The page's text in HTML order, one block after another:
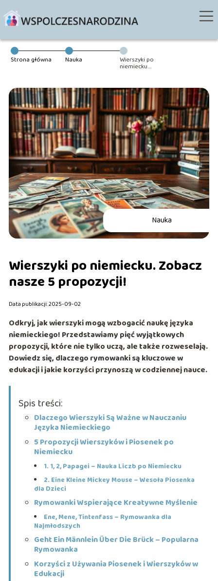
Strona główna Nauka Wierszyki po
niemiecku.
Nauka
Wierszyki po niemiecku. Zobacz
nasze 5 propozycji!
Data publikacji: 2025-09-02
Odkryj, jak wierszyki mogą wzbogacić naukę języka
niemieckiego! Przedstawiamy pięć wyjątkowych
propozycji, które nie tylko uczą, ale także rozweselają.
Dowiedz się, dlaczego rymowanki są kluczowe w
edukacji i jakie korzyści przynoszą w codziennej nauce.
Spis treści:
Dlaczego Wierszyki Są Ważne w Nauczaniu
Języka Niemieckiego
5 Propozycji Wierszyków i Piosenek po
Niemiecku
1. 1, 2, Papagei – Nauka Liczb po Niemiecku
2. Eine Kleine Mickey Mouse – Wesoła Piosenka
dla Dzieci
Rymowanki Wspierające Kreatywne Myślenie
Ene, Mene, Tintenfass – Rymowanka dla
Najmłodszych
Geht Ein Männlein Über Die Brück – Popularna
Rymowanka
Korzyści z Używania Piosenek i Wierszyków w
Edukacji